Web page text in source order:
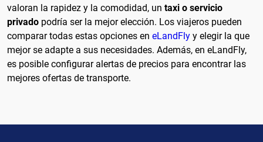
valoran la rapidez y la comodidad, un taxi o servicio
privado podría ser la mejor elección. Los viajeros pueden
comparar todas estas opciones en eLandFly y elegir la que
mejor se adapte a sus necesidades. Además, en eLandFly,
es posible configurar alertas de precios para encontrar las
mejores ofertas de transporte.